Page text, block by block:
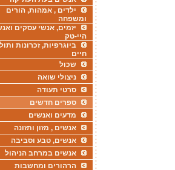
ילדים , אמהות, הורים
ומשפחה
יזמים, אנשי עסקים
היי-טק
ביוגרפיות, זכרונות
חיים
שכול
ניצולי שואה
סרטי תעודה
ספרים חדשים
מדעים ואנשים
אנשים , מזון ותזונה
אנשים, טבע וסביבה
אנשים במרחב הניהול
הרהורים ומחשבות